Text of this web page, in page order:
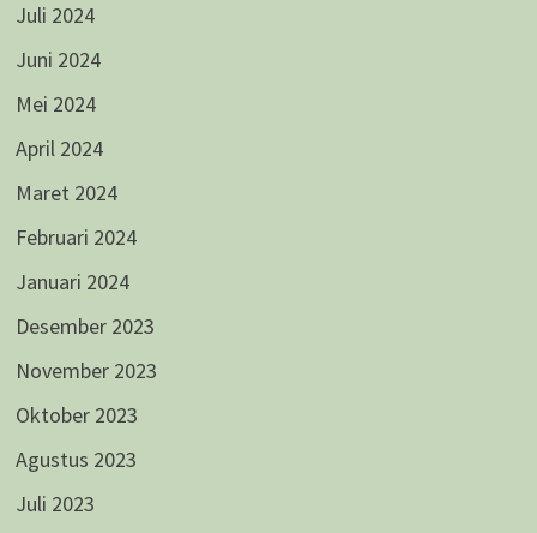
Juli 2024
Juni 2024
Mei 2024
April 2024
Maret 2024
Februari 2024
Januari 2024
Desember 2023
November 2023
Oktober 2023
Agustus 2023
Juli 2023